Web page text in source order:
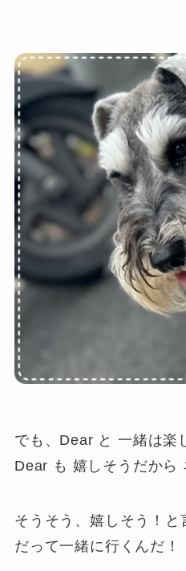
でも、Dear と 一緒は楽
Dear も 嬉しそうだから
そうそう、嬉しそう！と
だって一緒に行くんだ！